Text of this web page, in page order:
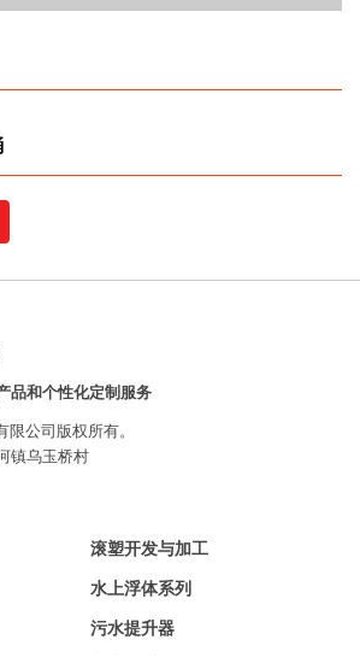
品和个性化定制服务
公司版权所有。
镇乌玉桥村
滚塑开发与加工
水上浮体系列
污水提升器